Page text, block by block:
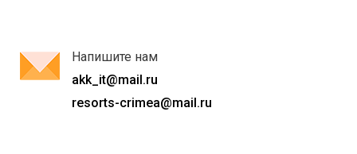
Напишите нам
akk_it@mail.ru
resorts-crimea@mail.ru